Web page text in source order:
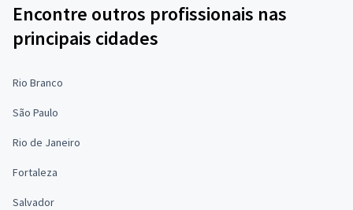
Encontre outros profissionais nas
principais cidades
Rio Branco
São Paulo
Rio de Janeiro
Fortaleza
Salvador